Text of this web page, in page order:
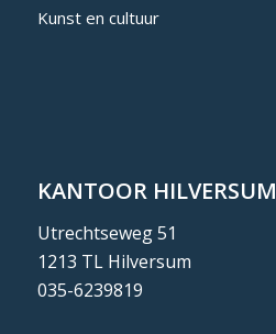
Kunst en cultuur
KANTOOR HILVERSUM
Utrechtseweg 51
1213 TL Hilversum
035-6239819